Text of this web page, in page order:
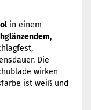
in einem
Die
wirken
ist weiß und